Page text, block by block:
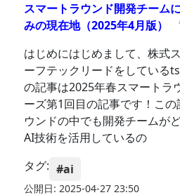
スマートラウンド開発チーム
みの現在地（2025年4月版）
はじめにはじめまして、株式
ーフテックリードをしている
の記事は2025年春スマートラ
ーズ第1回目の記事です！こ
ウンドの中でも開発チームが
AI技術を活用しているの
タグ: #ai
公開日: 2025-04-27 23:50